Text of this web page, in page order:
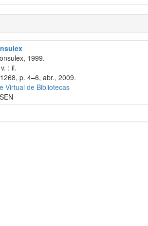
1999.
: il.
p. 4–6, abr., 2009.
Virtual de Bibliotecas
SEN